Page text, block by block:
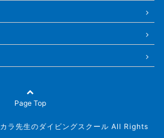
Page Top
先生のダイビングスクール All Rights